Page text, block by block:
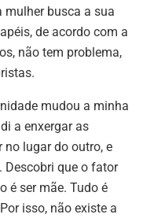
mulher busca a sua
de acordo com a
não tem problema,
mudou a minha
a enxergar as
no lugar do outro, e
Descobri que o fator
é ser mãe. Tudo é
isso, não existe a